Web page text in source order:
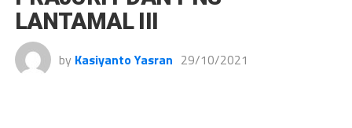
LANTAMAL III
by Kasiyanto Yasran 29/10/2021